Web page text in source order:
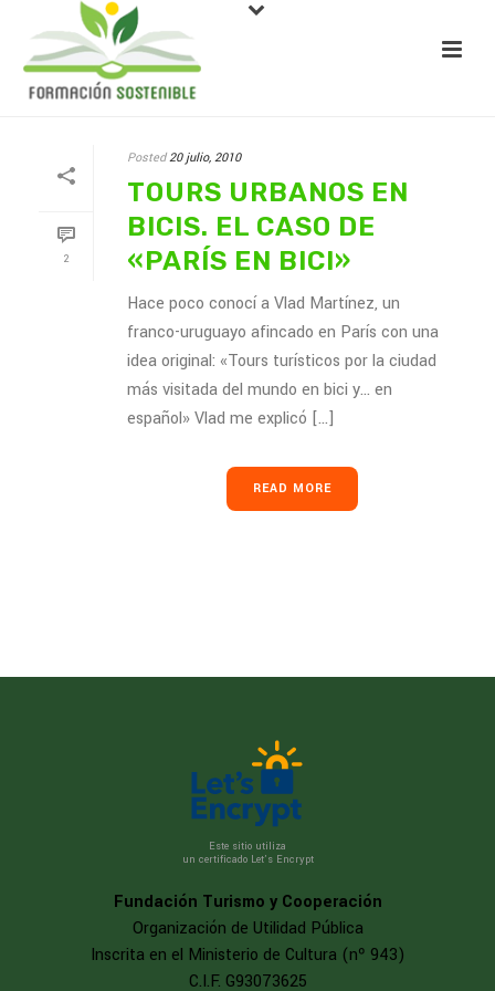
2
Posted 20 julio, 2010
TOURS URBANOS EN
BICIS. EL CASO DE
«PARÍS EN BICI»
Hace poco conocí a Vlad Martínez, un
franco-uruguayo afincado en París con una
idea original: «Tours turísticos por la ciudad
más visitada del mundo en bici y… en
español» Vlad me explicó [...]
READ MORE
Este sitio utiliza
un certificado Let’s Encrypt
Fundación Turismo y Cooperación
Organización de Utilidad Pública
Inscrita en el Ministerio de Cultura (nº 943)
C.I.F. G93073625